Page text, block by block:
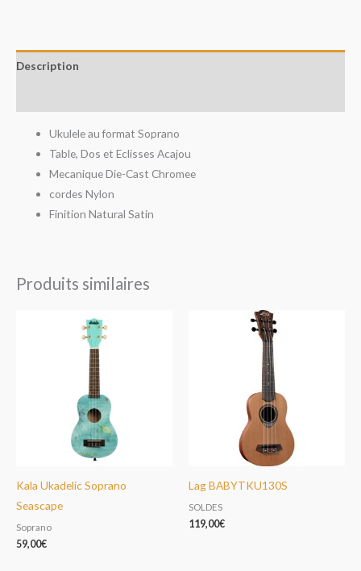
Description
Ukulele au format Soprano
Table, Dos et Eclisses Acajou
Mecanique Die-Cast Chromee
cordes Nylon
Finition Natural Satin
Produits similaires
Kala Ukadelic Soprano
Seascape
Soprano
59,00€
Lag BABYTKU130S
SOLDES
119,00€